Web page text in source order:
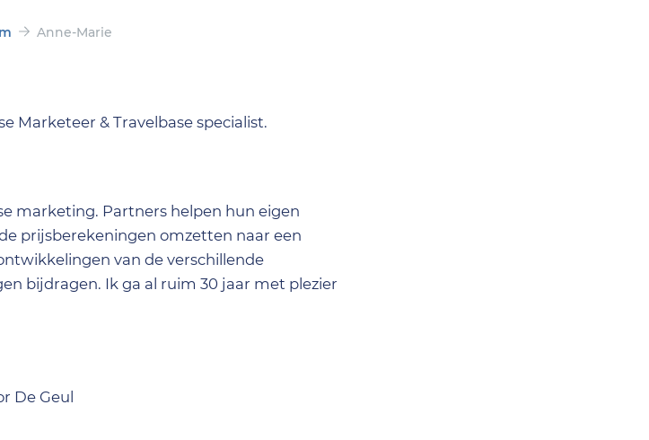
Anne-Marie
Marketeer & Travelbase specialist.
marketing. Partners helpen hun eigen
prijsberekeningen omzetten naar een
van de verschillende
bijdragen. Ik ga al ruim 30 jaar met plezier
De Geul